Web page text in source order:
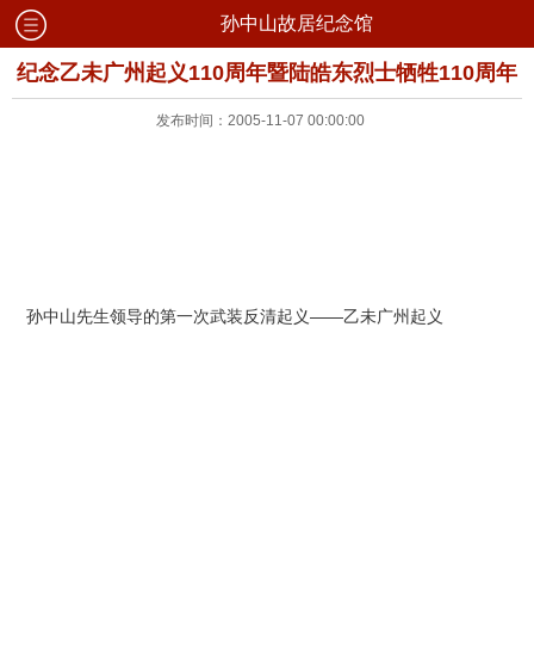
孙中山故居纪念馆
纪念乙未广州起义110周年暨陆皓东烈士牺牲110周年
发布时间：2005-11-07 00:00:00
孙中山先生领导的第一次武装反清起义——乙未广州起义